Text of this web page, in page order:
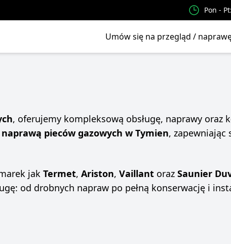
Pon -
Umów się na przegląd /
, oferujemy kompleksową obsługę, naprawy oraz
naprawą pieców gazowych w Tymien, zapewniając
jak Termet, Ariston, Vaillant oraz Saunier
od drobnych napraw po pełną konserwację i